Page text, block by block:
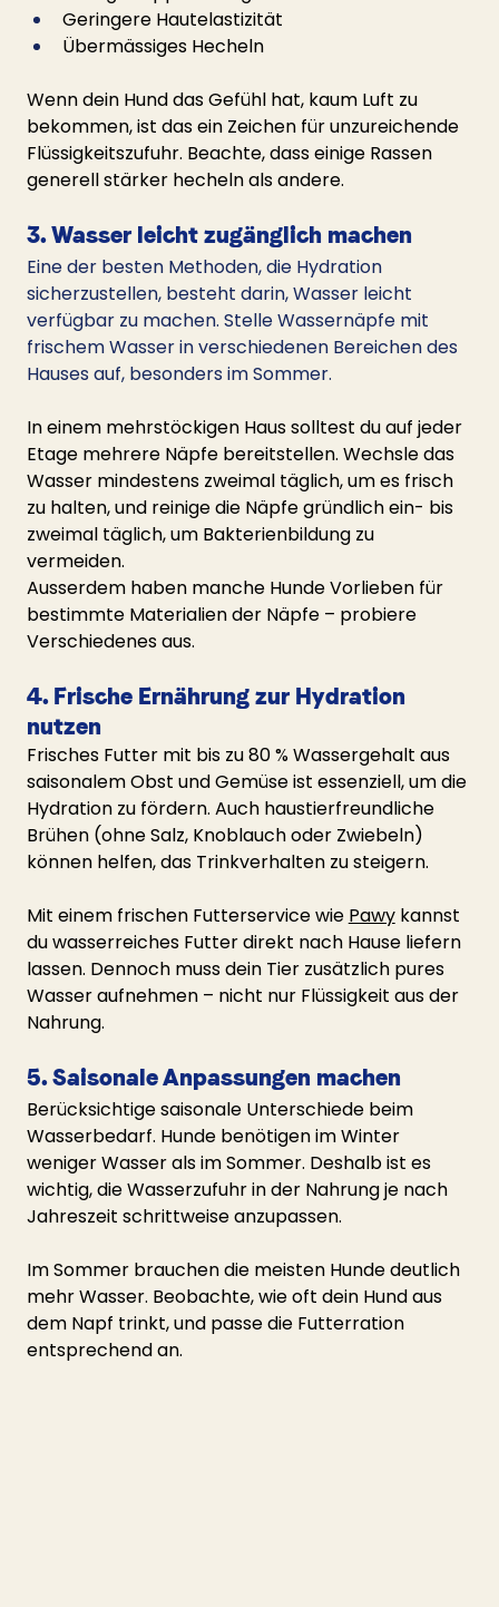
Geringere Hautelastizität
Übermässiges Hecheln
Wenn dein Hund das Gefühl hat, kaum Luft zu
bekommen, ist das ein Zeichen für unzureichende
Flüssigkeitszufuhr. Beachte, dass einige Rassen
generell stärker hecheln als andere.
3. Wasser leicht zugänglich machen
Eine der besten Methoden, die Hydration
sicherzustellen, besteht darin, Wasser leicht
verfügbar zu machen. Stelle Wassernäpfe mit
frischem Wasser in verschiedenen Bereichen des
Hauses auf, besonders im Sommer.
In einem mehrstöckigen Haus solltest du auf jeder
Etage mehrere Näpfe bereitstellen. Wechsle das
Wasser mindestens zweimal täglich, um es frisch
zu halten, und reinige die Näpfe gründlich ein- bis
zweimal täglich, um Bakterienbildung zu
vermeiden.
Ausserdem haben manche Hunde Vorlieben für
bestimmte Materialien der Näpfe – probiere
Verschiedenes aus.
4. Frische Ernährung zur Hydration
nutzen
Frisches Futter mit bis zu 80 % Wassergehalt aus
saisonalem Obst und Gemüse ist essenziell, um die
Hydration zu fördern. Auch haustierfreundliche
Brühen (ohne Salz, Knoblauch oder Zwiebeln)
können helfen, das Trinkverhalten zu steigern.
Mit einem frischen Futterservice wie Pawy kannst
du wasserreiches Futter direkt nach Hause liefern
lassen. Dennoch muss dein Tier zusätzlich pures
Wasser aufnehmen – nicht nur Flüssigkeit aus der
Nahrung.
5. Saisonale Anpassungen machen
Berücksichtige saisonale Unterschiede beim
Wasserbedarf. Hunde benötigen im Winter
weniger Wasser als im Sommer. Deshalb ist es
wichtig, die Wasserzufuhr in der Nahrung je nach
Jahreszeit schrittweise anzupassen.
Im Sommer brauchen die meisten Hunde deutlich
mehr Wasser. Beobachte, wie oft dein Hund aus
dem Napf trinkt, und passe die Futterration
entsprechend an.